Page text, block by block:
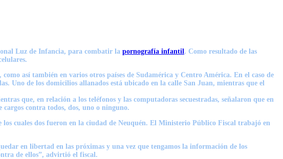
Luz de Infancia, para combatir la pornografía infantil . Como resultado de las
así también en varios otros países de Sudamérica y Centro América. En el caso de
Uno de los domicilios allanados está ubicado en la calle San Juan, mientras que el
que, en relación a los teléfonos y las computadoras secuestradas, señalaron que en
contra todos, dos, uno o ninguno.
cuales dos fueron en la ciudad de Neuquén. El Ministerio Público Fiscal trabajó en
en libertad en las próximas y una vez que tengamos la información de los
de ellos”, advirtió el fiscal.